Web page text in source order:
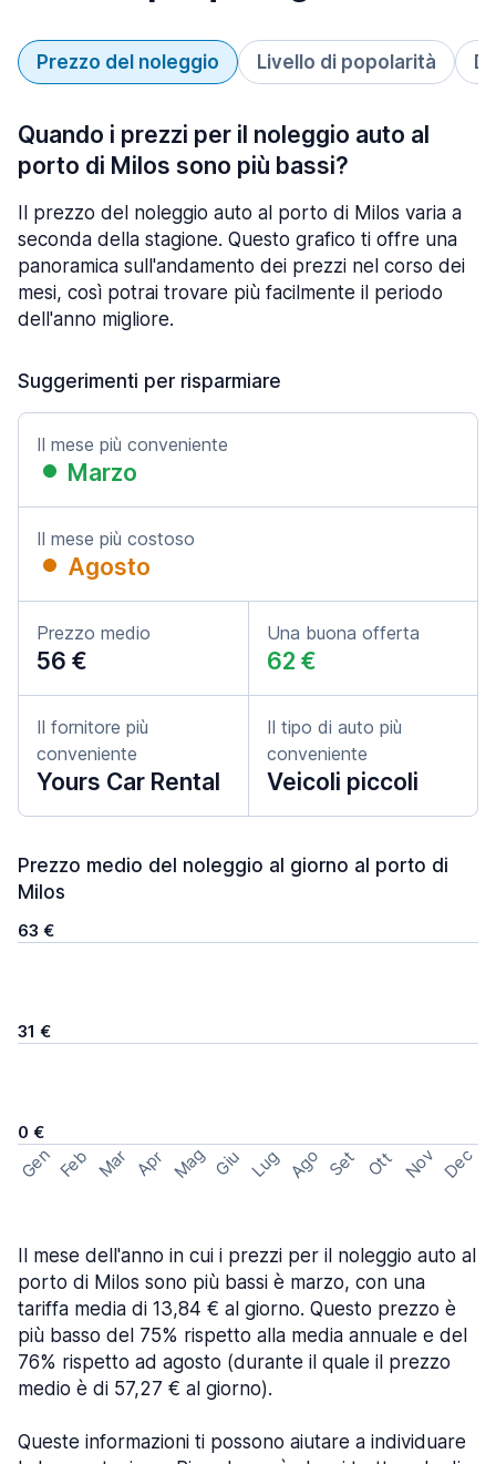
Prezzo del noleggio Livello di popolarità
Quando i prezzi per il noleggio auto al
porto di Milos sono più bassi?
Il prezzo del noleggio auto al porto di Milos varia a
seconda della stagione. Questo grafico ti offre una
panoramica sull'andamento dei prezzi nel corso dei
mesi, così potrai trovare più facilmente il periodo
dell'anno migliore.
Suggerimenti per risparmiare
Il mese più conveniente
Marzo
Il mese più costoso
Agosto
Prezzo medio
56 €
Una buona offerta
62 €
Il fornitore più
conveniente
Yours Car Rental
Il tipo di auto più
conveniente
Veicoli piccoli
Prezzo medio del noleggio al giorno al porto di
Milos
63 €
31 €
0 €
Gen Feb Mar Apr Mag Giu Lug Ago Set Ott Nov Dec
Il mese dell'anno in cui i prezzi per il noleggio auto al
porto di Milos sono più bassi è marzo, con una
tariffa media di 13,84 € al giorno. Questo prezzo è
più basso del 75% rispetto alla media annuale e del
76% rispetto ad agosto (durante il quale il prezzo
medio è di 57,27 € al giorno).
Queste informazioni ti possono aiutare a individuare